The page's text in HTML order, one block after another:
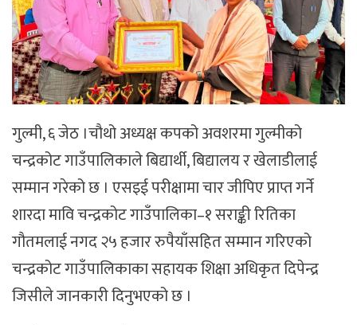
गुल्मी, ६ जेठ ।चौथो अध्यक्ष कपको अवशरमा गुल्मीको
चन्द्रकोट गाउँपालिकाले बिद्यार्थी, बिद्यालय र खेलाडीलाई
सम्मान गरेको छ । एसइई परीक्षामा चार जीपिए प्राप्त गर्ने
शारदा मावि चन्द्रकोट गाउँपालिका–१ सराङ्की रितिका
गौतमलाई नगद २५ हजार रुपैयाँसहित सम्मान गरिएको
चन्द्रकोट गाउँपालिकाका सहायक शिक्षा अधिकृत दिपेन्द्र
जिसीले जानकारी दिनुभएको छ ।